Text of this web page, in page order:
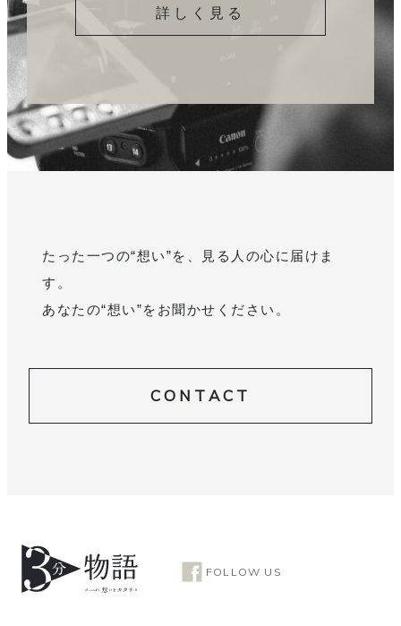
詳しく見る
たった一つの“想い”を、見る人の心に届けま
す。
あなたの“想い”をお聞かせください。
CONTACT
FOLLOW US